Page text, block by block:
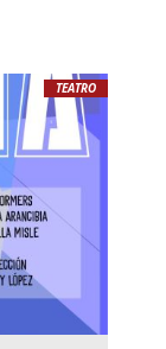
TEATRO